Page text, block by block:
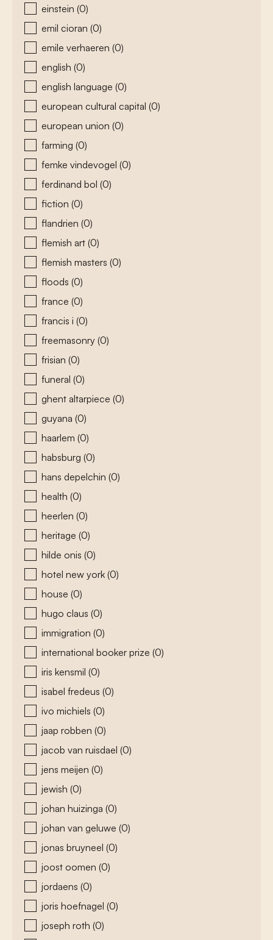
einstein (0)
emil cioran (0)
emile verhaeren (0)
english (0)
english language (0)
european cultural capital (0)
european union (0)
farming (0)
femke vindevogel (0)
ferdinand bol (0)
fiction (0)
flandrien (0)
flemish art (0)
flemish masters (0)
floods (0)
france (0)
francis i (0)
freemasonry (0)
frisian (0)
funeral (0)
ghent altarpiece (0)
guyana (0)
haarlem (0)
habsburg (0)
hans depelchin (0)
health (0)
heerlen (0)
heritage (0)
hilde onis (0)
hotel new york (0)
house (0)
hugo claus (0)
immigration (0)
international booker prize (0)
iris kensmil (0)
isabel fredeus (0)
ivo michiels (0)
jaap robben (0)
jacob van ruisdael (0)
jens meijen (0)
jewish (0)
johan huizinga (0)
johan van geluwe (0)
jonas bruyneel (0)
joost oomen (0)
jordaens (0)
joris hoefnagel (0)
joseph roth (0)